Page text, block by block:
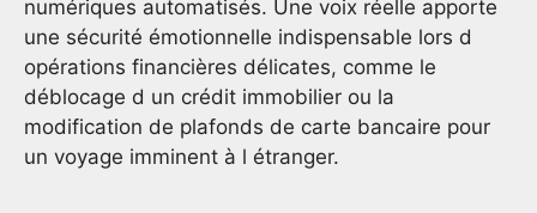
numériques automatisés. Une voix réelle apporte
une sécurité émotionnelle indispensable lors d
opérations financières délicates, comme le
déblocage d un crédit immobilier ou la
modification de plafonds de carte bancaire pour
un voyage imminent à l étranger.